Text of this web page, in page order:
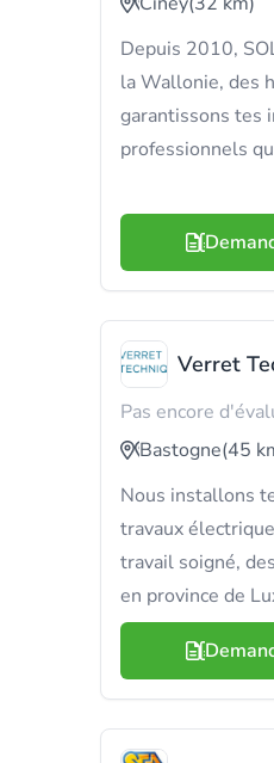
Depuis 2010,
la Wallonie, des
garantissons tes
professionnels
Verret
Pas encore
Bastogne(45
Nous installons
travaux
travail soigné,
en province de